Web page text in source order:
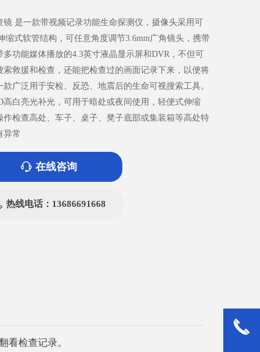
镜 是一款带视频记录功能生命探测仪，摄像头采用可
缩式软管结构，可任意角度调节3.6mm广角镜头，携带
多功能媒体播放的4.3英寸液晶显示屏和DVR，不但可
索救援和检查，还能把检查过的画面记录下来，以便将
款广泛用于安检、反恐、地震后的生命可视搜索工具。
高白亮光补光，可用于暗处或夜间使用，轻便式伸缩
作检查高处、车子、桌子、凳子底部或集装箱等高处特
异常
ꁱ 在线咨询
热线电话：13686691668
看检查记录。
끅